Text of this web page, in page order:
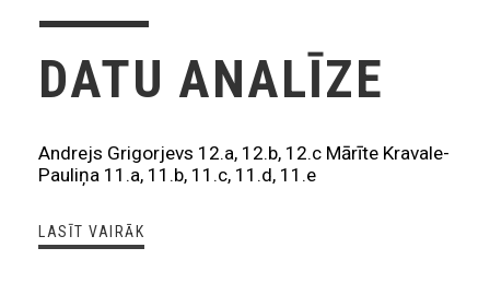
DATU ANALĪZE
Andrejs Grigorjevs 12.a, 12.b, 12.c Mārīte Kravale-
Pauliņa 11.a, 11.b, 11.c, 11.d, 11.e
LASĪT VAIRĀK